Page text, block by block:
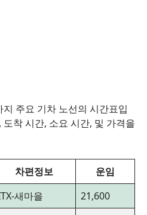
주요 기차 노선의 시간표입
착 시간, 소요 시간, 및 가격을
차편정보
운임
새마을
21,600